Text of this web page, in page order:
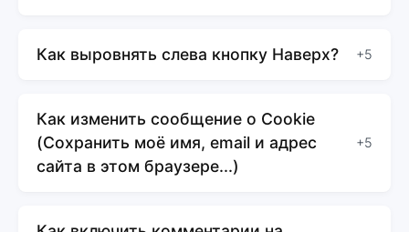
Как выровнять слева кнопку Наверх? +5
Как изменить сообщение о Cookie
(Сохранить моё имя, email и адрес
сайта в этом браузере...)
+5